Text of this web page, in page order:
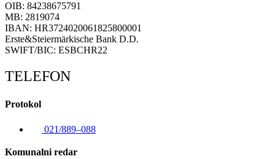
OIB: 84238675791
MB: 2819074
IBAN: HR3724020061825800001
Erste&Steiermärkische Bank D.D.
SWIFT/BIC: ESBCHR22
TELEFON
Protokol
021/889–088
Komunalni redar